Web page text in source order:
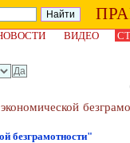
ВИДЕО
безграмотности"